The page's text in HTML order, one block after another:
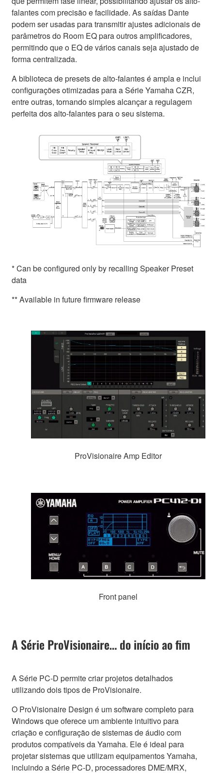
falantes com precisão e facilidade. As saídas Dante
podem ser usadas para transmitir ajustes adicionais de
parâmetros do Room EQ para outros amplificadores,
permitindo que o EQ de vários canais seja ajustado de
forma centralizada.
A biblioteca de presets de alto-falantes é ampla e inclui
configurações otimizadas para a Série Yamaha CZR,
entre outras, tornando simples alcançar a regulagem
perfeita dos alto-falantes para o seu sistema.
* Can be configured only by recalling Speaker Preset
data
** Available in future firmware release
ProVisionaire Amp Editor
Front panel
A Série ProVisionaire… do início ao fim
A Série PC-D permite criar projetos detalhados
utilizando dois tipos de ProVisionaire.
O ProVisionaire Design é um software completo para
Windows que oferece um ambiente intuitivo para
criação e configuração de sistemas de áudio com
produtos compatíveis da Yamaha. Ele é ideal para
projetar sistemas que utilizam equipamentos Yamaha,
incluindo a Série PC-D, processadores DME/MRX,